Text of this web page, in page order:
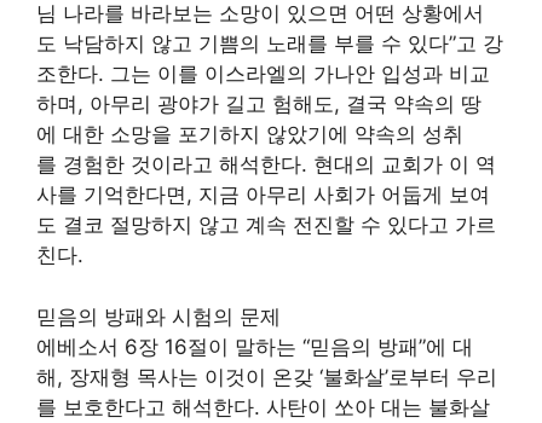
님 나라를 바라보는 소망이 있으면 어떤 상황에서
도 낙담하지 않고 기쁨의 노래를 부를 수 있다”고 강
조한다. 그는 이를 이스라엘의 가나안 입성과 비교
하며, 아무리 광야가 길고 험해도, 결국 약속의 땅
에 대한 소망을 포기하지 않았기에 약속의 성취
를 경험한 것이라고 해석한다. 현대의 교회가 이 역
사를 기억한다면, 지금 아무리 사회가 어둡게 보여
도 결코 절망하지 않고 계속 전진할 수 있다고 가르
친다.
믿음의 방패와 시험의 문제
에베소서 6장 16절이 말하는 “믿음의 방패”에 대
해, 장재형 목사는 이것이 온갖 ‘불화살’로부터 우리
를 보호한다고 해석한다. 사탄이 쏘아 대는 불화살